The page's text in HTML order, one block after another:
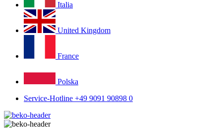
Italia
United Kingdom
France
Polska
Service-Hotline +49 9091 90898 0